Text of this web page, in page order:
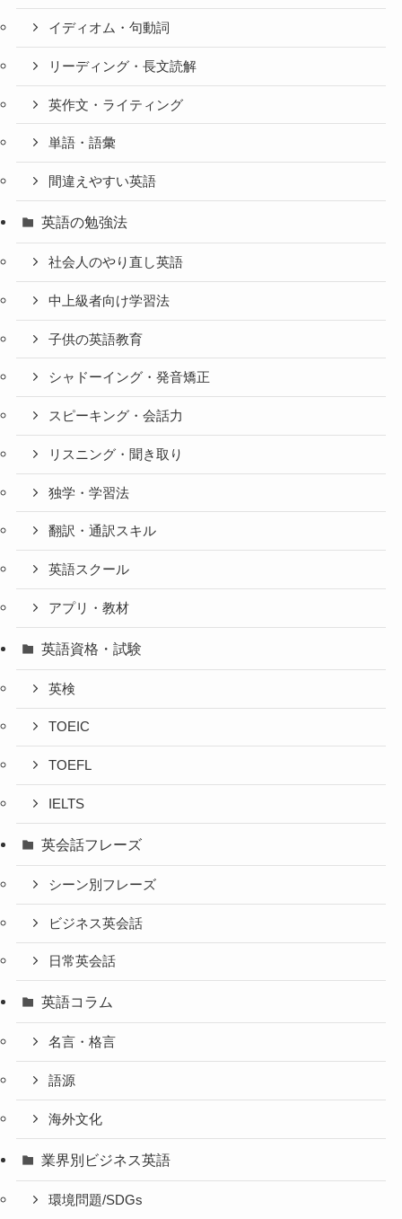
イディオム・句動詞
リーディング・長文読解
英作文・ライティング
単語・語彙
間違えやすい英語
英語の勉強法
社会人のやり直し英語
中上級者向け学習法
子供の英語教育
シャドーイング・発音矯正
スピーキング・会話力
リスニング・聞き取り
独学・学習法
翻訳・通訳スキル
英語スクール
アプリ・教材
英語資格・試験
英検
TOEIC
TOEFL
IELTS
英会話フレーズ
シーン別フレーズ
ビジネス英会話
日常英会話
英語コラム
名言・格言
語源
海外文化
業界別ビジネス英語
環境問題/SDGs